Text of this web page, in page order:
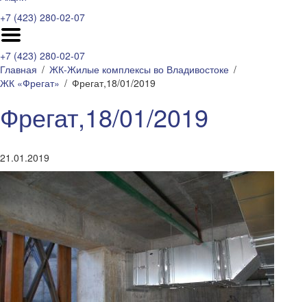
+7 (423) 280-02-07
+7 (423) 280-02-07
Главная
ЖК-Жилые комплексы во Владивостоке
ЖК «Фрегат»
Фрегат,18/01/2019
Фрегат,18/01/2019
21.01.2019